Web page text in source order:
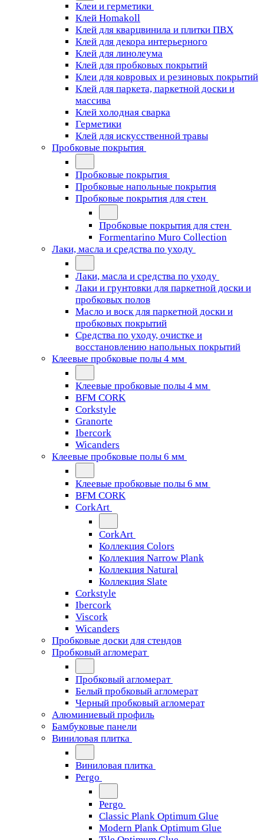
Клеи и герметики
Клей Homakoll
Клей для кварцвинила и плитки ПВХ
Клей для декора интерьерного
Клей для линолеума
Клей для пробковых покрытий
Клеи для ковровых и резиновых покрытий
Клей для паркета, паркетной доски и
массива
Клей холодная сварка
Герметики
Клей для искусственной травы
Пробковые покрытия
Пробковые покрытия
Пробковые напольные покрытия
Пробковые покрытия для стен
Пробковые покрытия для стен
Formentarino Muro Collection
Лаки, масла и средства по уходу
Лаки, масла и средства по уходу
Лаки и грунтовки для паркетной доски и
пробковых полов
Масло и воск для паркетной доски и
пробковых покрытий
Средства по уходу, очистке и
восстановлению напольных покрытий
Клеевые пробковые полы 4 мм
Клеевые пробковые полы 4 мм
BFM CORK
Corkstyle
Granorte
Ibercork
Wicanders
Клеевые пробковые полы 6 мм
Клеевые пробковые полы 6 мм
BFM CORK
CorkArt
CorkArt
Коллекция Colors
Коллекция Narrow Plank
Коллекция Natural
Коллекция Slate
Corkstyle
Ibercork
Viscork
Wicanders
Пробковые доски для стендов
Пробковый агломерат
Пробковый агломерат
Белый пробковый агломерат
Черный пробковый агломерат
Алюминиевый профиль
Бамбуковые панели
Виниловая плитка
Виниловая плитка
Pergo
Pergo
Classic Plank Optimum Glue
Modern Plank Optimum Glue